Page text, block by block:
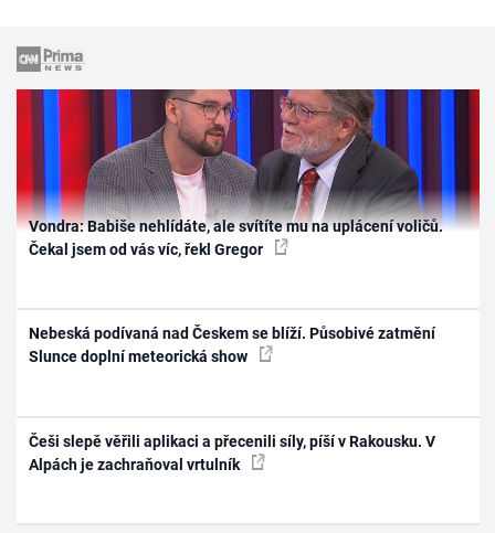
Vondra: Babiše nehlídáte, ale svítíte mu na uplácení voličů.
Čekal jsem od vás víc, řekl Gregor
Nebeská podívaná nad Českem se blíží. Působivé zatmění
Slunce doplní meteorická show
Češi slepě věřili aplikaci a přecenili síly, píší v Rakousku. V
Alpách je zachraňoval vrtulník